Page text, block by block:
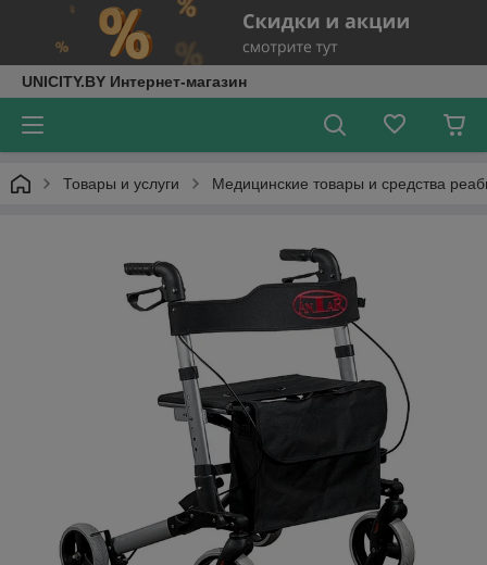
UNICITY.BY Интернет-магазин
Товары и услуги Медицинские товары и средства